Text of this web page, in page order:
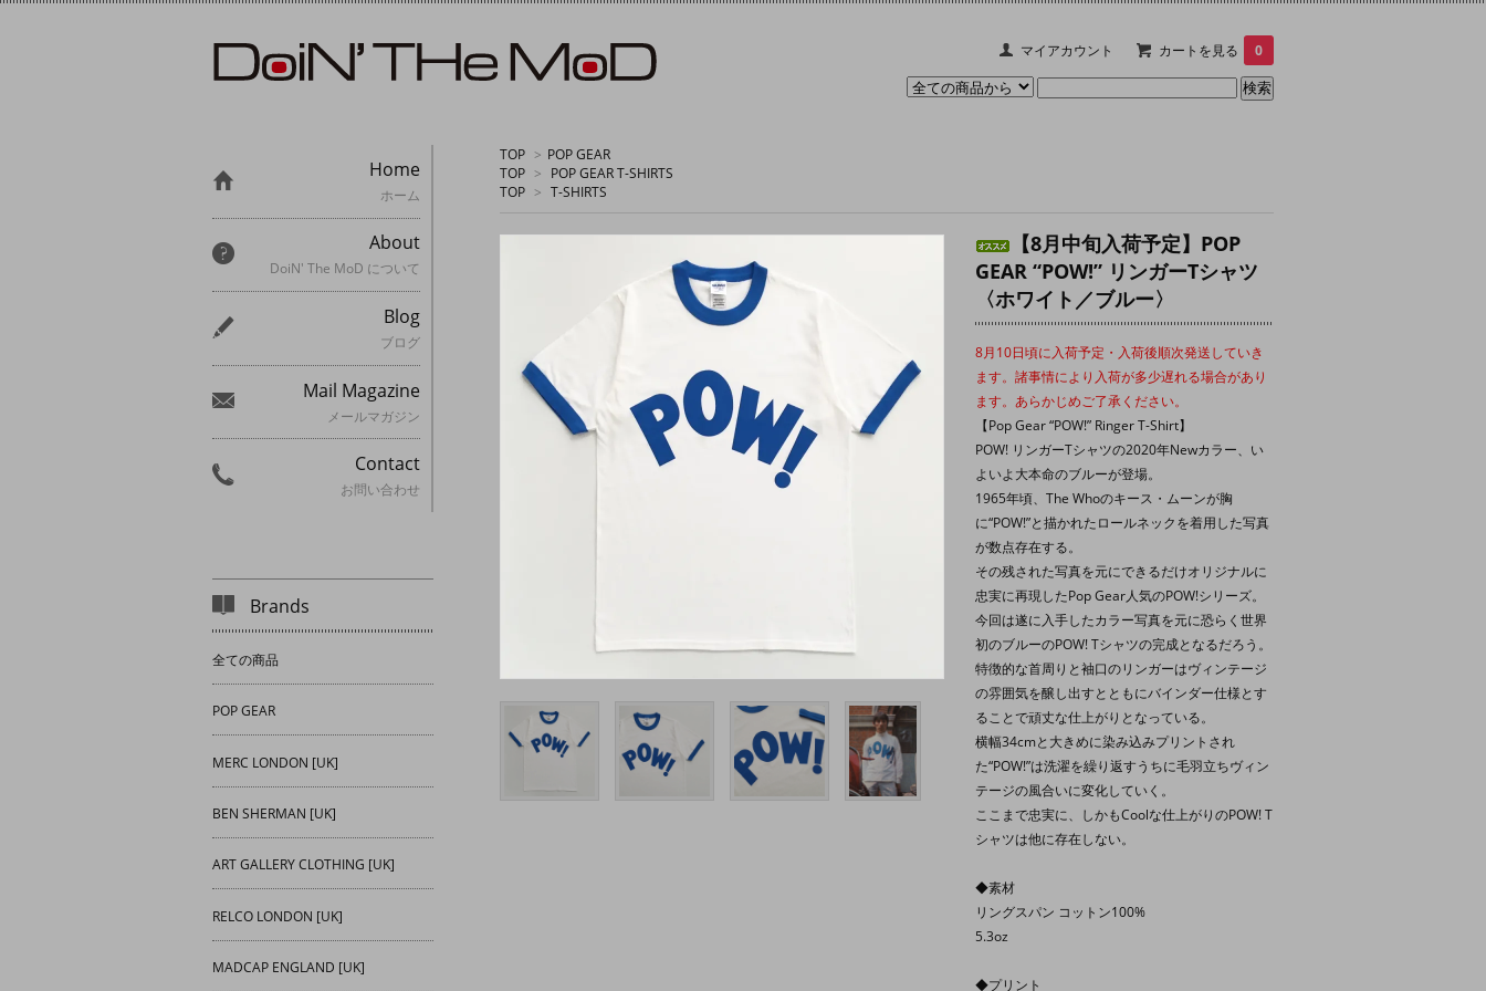
マイアカウント カートを見る 0
TOP > POP GEAR
TOP > POP GEAR T-SHIRTS
TOP > T-SHIRTS
【8月中旬入荷予定】POP
GEAR “POW!” リンガーTシャツ
〈ホワイト／ブルー〉
8月10日頃に入荷予定・入荷後順次発送していき
ます。諸事情により入荷が多少遅れる場合があり
ます。あらかじめご了承ください。
【Pop Gear “POW!” Ringer T-Shirt】
POW! リンガーTシャツの2020年Newカラー、い
よいよ大本命のブルーが登場。
1965年頃、The Whoのキース・ムーンが胸
に“POW!”と描かれたロールネックを着用した写真
が数点存在する。
その残された写真を元にできるだけオリジナルに
忠実に再現したPop Gear人気のPOW!シリーズ。
今回は遂に入手したカラー写真を元に恐らく世界
初のブルーのPOW! Tシャツの完成となるだろう。
特徴的な首周りと袖口のリンガーはヴィンテージ
の雰囲気を醸し出すとともにバインダー仕様とす
ることで頑丈な仕上がりとなっている。
横幅34cmと大きめに染み込みプリントされ
た“POW!”は洗濯を繰り返すうちに毛羽立ちヴィン
テージの風合いに変化していく。
ここまで忠実に、しかもCoolな仕上がりのPOW! T
シャツは他に存在しない。
◆素材
リングスパン コットン100%
5.3oz
◆プリント
Home
ホーム
About
DoiN' The MoD について
Blog
ブログ
Mail Magazine
メールマガジン
Contact
お問い合わせ
Brands
全ての商品
POP GEAR
MERC LONDON [UK]
BEN SHERMAN [UK]
ART GALLERY CLOTHING [UK]
RELCO LONDON [UK]
MADCAP ENGLAND [UK]